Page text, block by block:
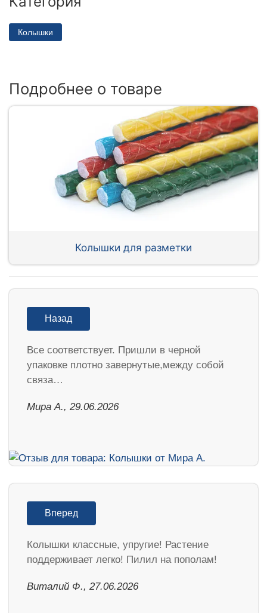
Колышки
Подробнее о товаре
Колышки для разметки
Назад
Все соответствует. Пришли в черной
упаковке плотно завернутые,между собой
связа…
Мира А., 29.06.2026
Вперед
Колышки классные, упругие! Растение
поддерживает легко! Пилил на пополам!
Виталий Ф., 27.06.2026